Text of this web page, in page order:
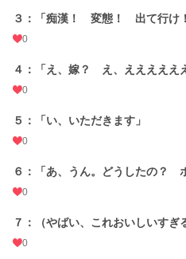
更新日時 2025.02.19 07:00
初回公開日時
週間ポイント 7 pt (78,785 位)
年間ポイント 238 pt (121,798 位)
３：「痴漢！ 変態！ 出て行け
0
４：「え、嫁？ え、えええええ
0
５：「い、いただきます」
0
６：「あ、うん。どうしたの？
0
７：（やばい、これおいしいすぎ
0